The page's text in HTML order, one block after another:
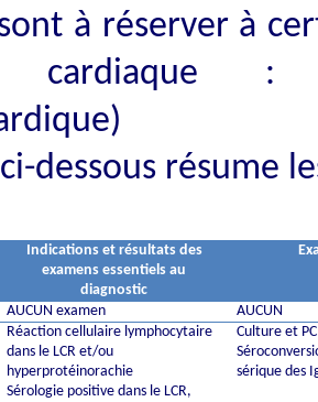
à réserver à
cardiaque :
dessous résume
Indications et résultats des
examens essentiels au
diagnostic
AUCUN examen
AUCUN
Réaction cellulaire lymphocytaire
dans le LCR et/ou
hyperprotéinorachie
Sérologie positive dans le LCR,
Culture et
sérique des